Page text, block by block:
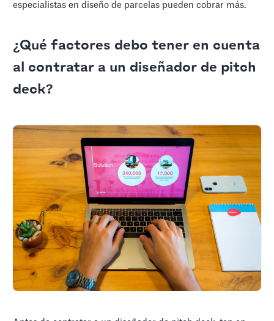
especialistas en diseño de parcelas pueden cobrar más.
¿Qué factores debo tener en cuenta
al contratar a un diseñador de pitch
deck?